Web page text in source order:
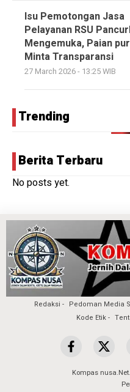
Isu Pemotongan Jasa
Pelayanan RSU
Mengemuka, Paian
Minta Transparansi
27 March 2026 - 13:25 WIB
Trending
Berita Terbaru
No posts yet.
Redaksi Pedoman Media
Kode Etik
Kompas